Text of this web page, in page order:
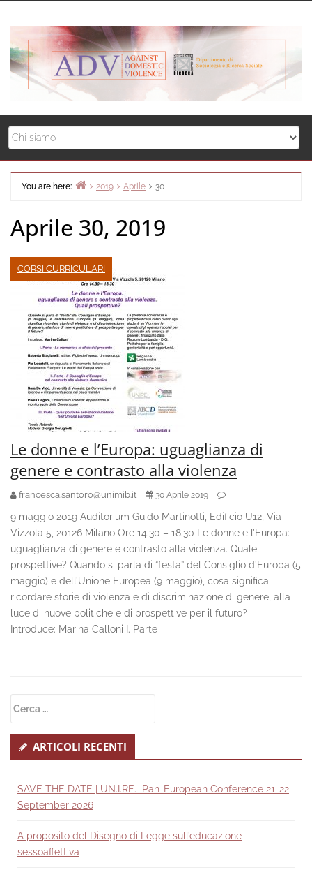
content
You are here:
2019 Aprile 30
Aprile 30, 2019
CORSI CURRICULARI
Le donne e l’Europa: uguaglianza di
genere e contrasto alla violenza
francesca.santoro@unimib.it 30 Aprile 2019
9 maggio 2019 Auditorium Guido Martinotti, Edificio U12, Via
Vizzola 5, 20126 Milano Ore 14.30 – 18.30 Le donne e l’Europa:
uguaglianza di genere e contrasto alla violenza. Quale
prospettive? Quando si parla di “festa” del Consiglio d’Europa (5
maggio) e dell’Unione Europea (9 maggio), cosa significa
ricordare storie di violenza e di discriminazione di genere, alla
luce di nuove politiche e di prospettive per il futuro?
Introduce: Marina Calloni I. Parte
Sidebar
ARTICOLI RECENTI
SAVE THE DATE | UN.I.RE. Pan-European Conference 21-22
September 2026
A proposito del Disegno di Legge sull’educazione
sessoaffettiva